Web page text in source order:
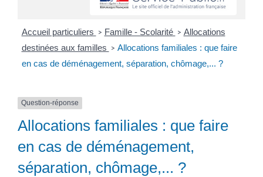
Accueil particuliers > Famille - Scolarité > Allocations
destinées aux familles > Allocations familiales : que faire
en cas de déménagement, séparation, chômage,... ?
Question-réponse
Allocations familiales : que faire
en cas de déménagement,
séparation, chômage,... ?